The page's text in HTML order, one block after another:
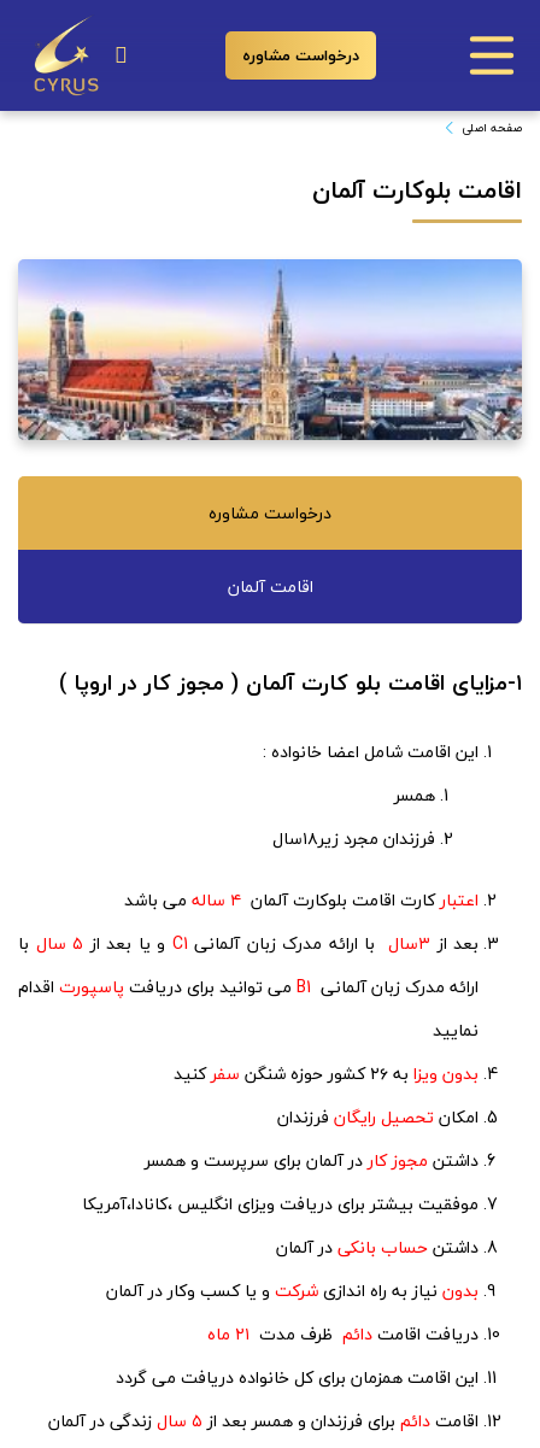
درخواست مشاوره
اقامت بلوکارت آلمان
صفحه اصلی
درخواست مشاوره
اقامت آلمان
۱-مزایای اقامت بلو کارت آلمان ( مجوز کار در اروپا )
این اقامت شامل اعضا خانواده :
همسر
فرزندان مجرد زیر۱۸سال
اعتبارکارت اقامت بلوکارت آلمان
می باشد
بعد از۳سال با ارائه مدرک زبان آلمانی C1 و یا بعد از ۵ سال
با
ارائه مدرک زبان آلمانی B1 می توانید برای دریافت پاسپورت اقدام
نمایید
بدون ویزا به ۲۶ کشور حوزه شنگن سفرکنید
امکان تحصیل رایگان فرزندان
داشتن مجوز کاردر آلمان برای سرپرست و همسر
موفقیت بیشتر برای دریافت ویزای انگلیس ،کانادا،آمریکا
داشتنحساب بانکیدر آلمان
بدون نیاز به راه اندازیشرکت و یا کسب وکار در آلمان
دریافت اقامتدائم ظرف مدت
این اقامت همزمان برای کل خانواده دریافت می گردد
اقامتدائم برای فرزندان و همسر بعد از۵ سال
زندگی در آلمان